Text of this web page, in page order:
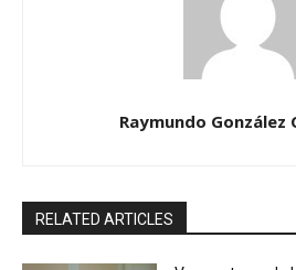
Raymundo González
RELATED ARTICLES